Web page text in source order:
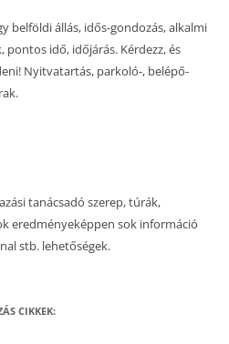
belföldi állás, idős-gondozás, alkalmi
idő, időjárás. Kérdezz, és
Nyitvatartás, parkoló-, belépő-
tanácsadó szerep, túrák,
eredményeképpen sok információ
stb. lehetőségek.
CIKKEK: